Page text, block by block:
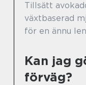
Tillsätt
växtbaserad
för en ännu
Kan jag
förväg?